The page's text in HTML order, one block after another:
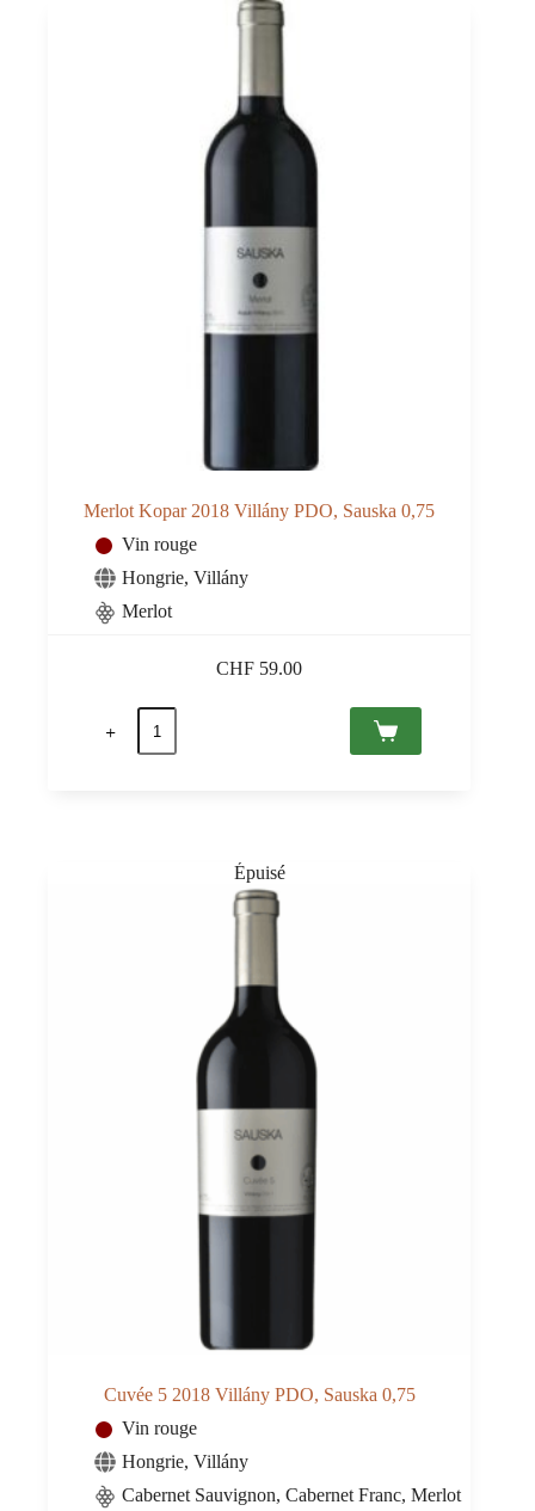
Merlot Kopar 2018 Villány PDO, Sauska 0,75
Vin rouge
Hongrie, Villány
Merlot
CHF 59.00
quantité
Merlot
Cuvée 5 2018 Villány PDO, Sauska 0,75
Vin rouge
Hongrie, Villány
Cabernet Sauvignon, Cabernet Franc, Merlot